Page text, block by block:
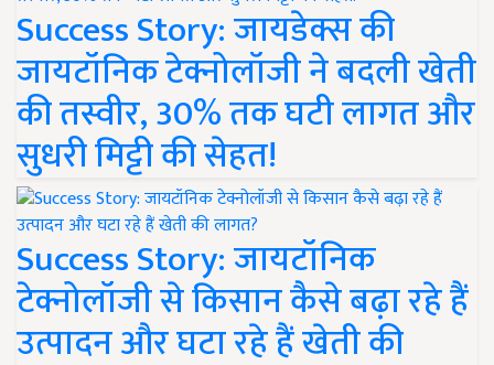
Success Story: जायडेक्स की
जायटॉनिक टेक्नोलॉजी ने बदली खेती
की तस्वीर, 30% तक घटी लागत और
सुधरी मिट्टी की सेहत!
Success Story: जायटॉनिक
टेक्नोलॉजी से किसान कैसे बढ़ा रहे हैं
उत्पादन और घटा रहे हैं खेती की